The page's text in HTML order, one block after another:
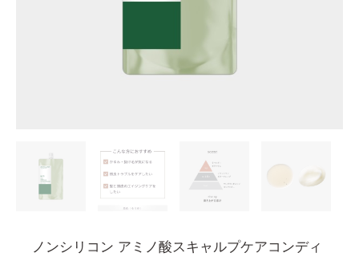
ノンシリコン アミノ酸スキャルプケアコンディ